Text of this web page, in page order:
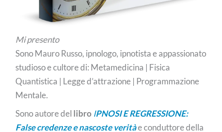
Mi presento
Sono Mauro Russo, ipnologo, ipnotista e appassionato
studioso e cultore di: Metamedicina | Fisica
Quantistica | Legge d’attrazione | Programmazione
Mentale.
Sono autore del libro IPNOSI E REGRESSIONE:
False credenze e nascoste veritàe conduttore della